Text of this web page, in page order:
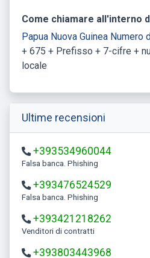
Come chiamare all'interno
Papua Nuova Guinea Numero
+ 675 + Prefisso + 7-cifre +
locale
Ultime recensioni
+393534960044
Falsa banca. Phishing
+393476524529
Falsa banca. Phishing
+393421218262
Venditori di contratti
+393803443968